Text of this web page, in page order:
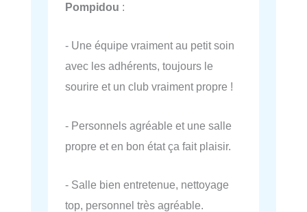
Pompidou :
- Une équipe vraiment au petit soin
avec les adhérents, toujours le
sourire et un club vraiment propre !
- Personnels agréable et une salle
propre et en bon état ça fait plaisir.
- Salle bien entretenue, nettoyage
top, personnel très agréable.